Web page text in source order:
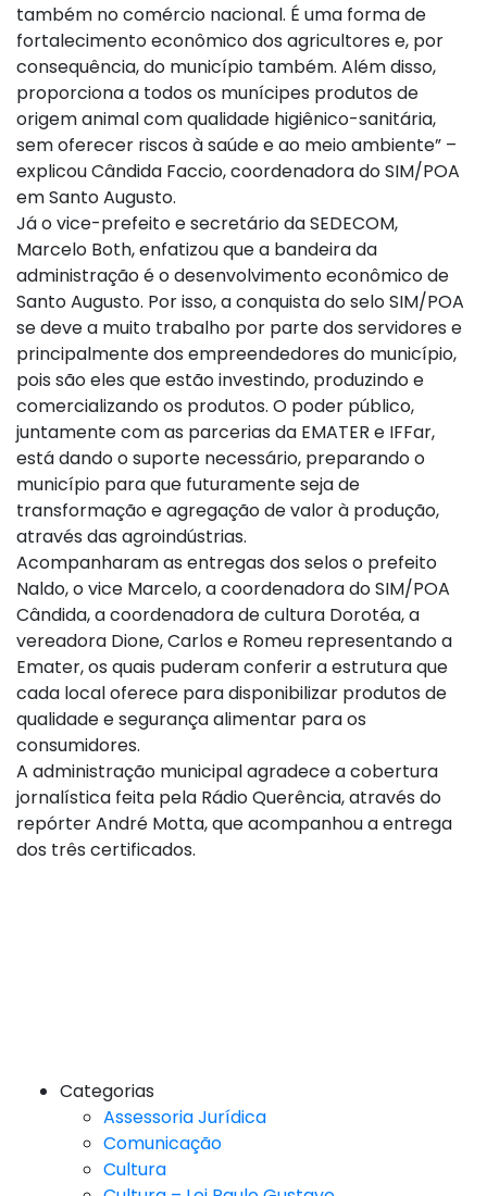
também no comércio nacional. É uma forma de
fortalecimento econômico dos agricultores e, por
consequência, do município também. Além disso,
proporciona a todos os munícipes produtos de
origem animal com qualidade higiênico-sanitária,
sem oferecer riscos à saúde e ao meio ambiente” –
explicou Cândida Faccio, coordenadora do SIM/POA
em Santo Augusto.
Já o vice-prefeito e secretário da SEDECOM,
Marcelo Both, enfatizou que a bandeira da
administração é o desenvolvimento econômico de
Santo Augusto. Por isso, a conquista do selo SIM/POA
se deve a muito trabalho por parte dos servidores e
principalmente dos empreendedores do município,
pois são eles que estão investindo, produzindo e
comercializando os produtos. O poder público,
juntamente com as parcerias da EMATER e IFFar,
está dando o suporte necessário, preparando o
município para que futuramente seja de
transformação e agregação de valor à produção,
através das agroindústrias.
Acompanharam as entregas dos selos o prefeito
Naldo, o vice Marcelo, a coordenadora do SIM/POA
Cândida, a coordenadora de cultura Dorotéa, a
vereadora Dione, Carlos e Romeu representando a
Emater, os quais puderam conferir a estrutura que
cada local oferece para disponibilizar produtos de
qualidade e segurança alimentar para os
consumidores.
A administração municipal agradece a cobertura
jornalística feita pela Rádio Querência, através do
repórter André Motta, que acompanhou a entrega
dos três certificados.
Categorias
Assessoria Jurídica
Comunicação
Cultura